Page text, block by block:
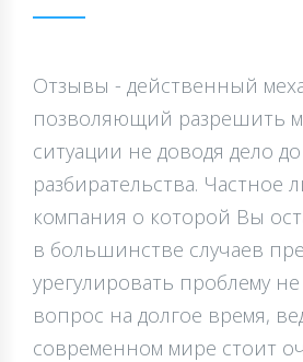
Отзывы - действенный
позволяющий разрешить
ситуации не доводя дело
разбирательства. Частное
компания о которой Вы
в большинстве случаев
урегулировать проблему
вопрос на долгое время,
современном мире стоит